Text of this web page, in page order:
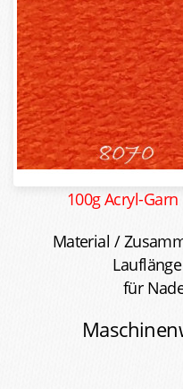
100g Acryl-
Material /
für